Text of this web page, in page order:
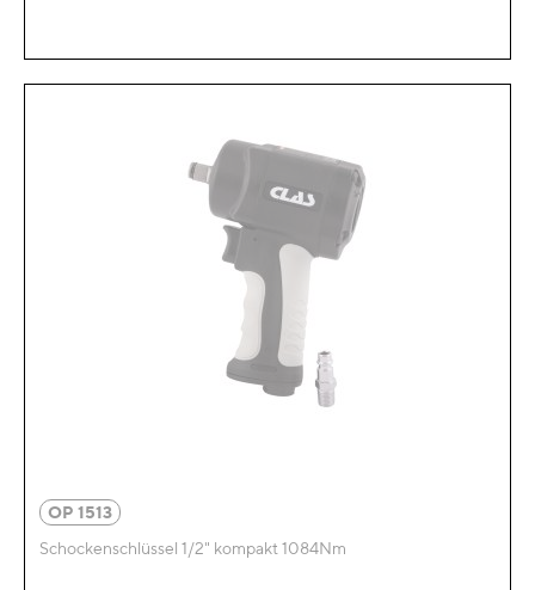
OP 1513
Schockenschlüssel 1/2" kompakt 1084Nm